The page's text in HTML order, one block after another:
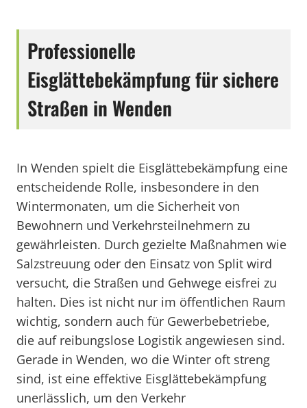
Professionelle
Eisglättebekämpfung für sichere
Straßen in Wenden
In Wenden spielt die Eisglättebekämpfung eine
entscheidende Rolle, insbesondere in den
Wintermonaten, um die Sicherheit von
Bewohnern und Verkehrsteilnehmern zu
gewährleisten. Durch gezielte Maßnahmen wie
Salzstreuung oder den Einsatz von Split wird
versucht, die Straßen und Gehwege eisfrei zu
halten. Dies ist nicht nur im öffentlichen Raum
wichtig, sondern auch für Gewerbebetriebe,
die auf reibungslose Logistik angewiesen sind.
Gerade in Wenden, wo die Winter oft streng
sind, ist eine effektive Eisglättebekämpfung
unerlässlich, um den Verkehr